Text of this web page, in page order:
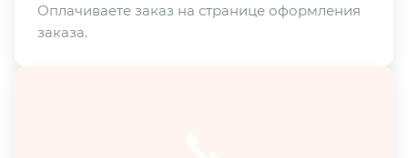
Оплачиваете заказ на странице оформления
заказа.